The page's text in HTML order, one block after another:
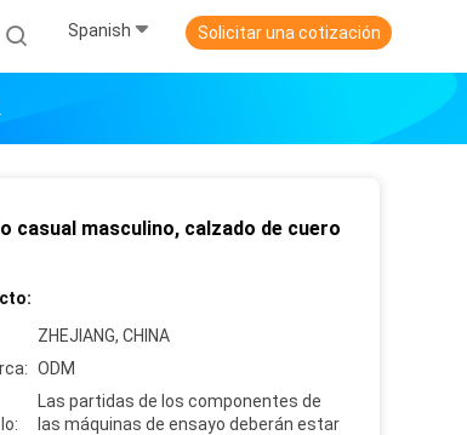
Spanish Solicitar una cotización
casual masculino, calzado de cuero
ZHEJIANG, CHINA
ODM
Las partidas de los componentes de
las máquinas de ensayo deberán estar